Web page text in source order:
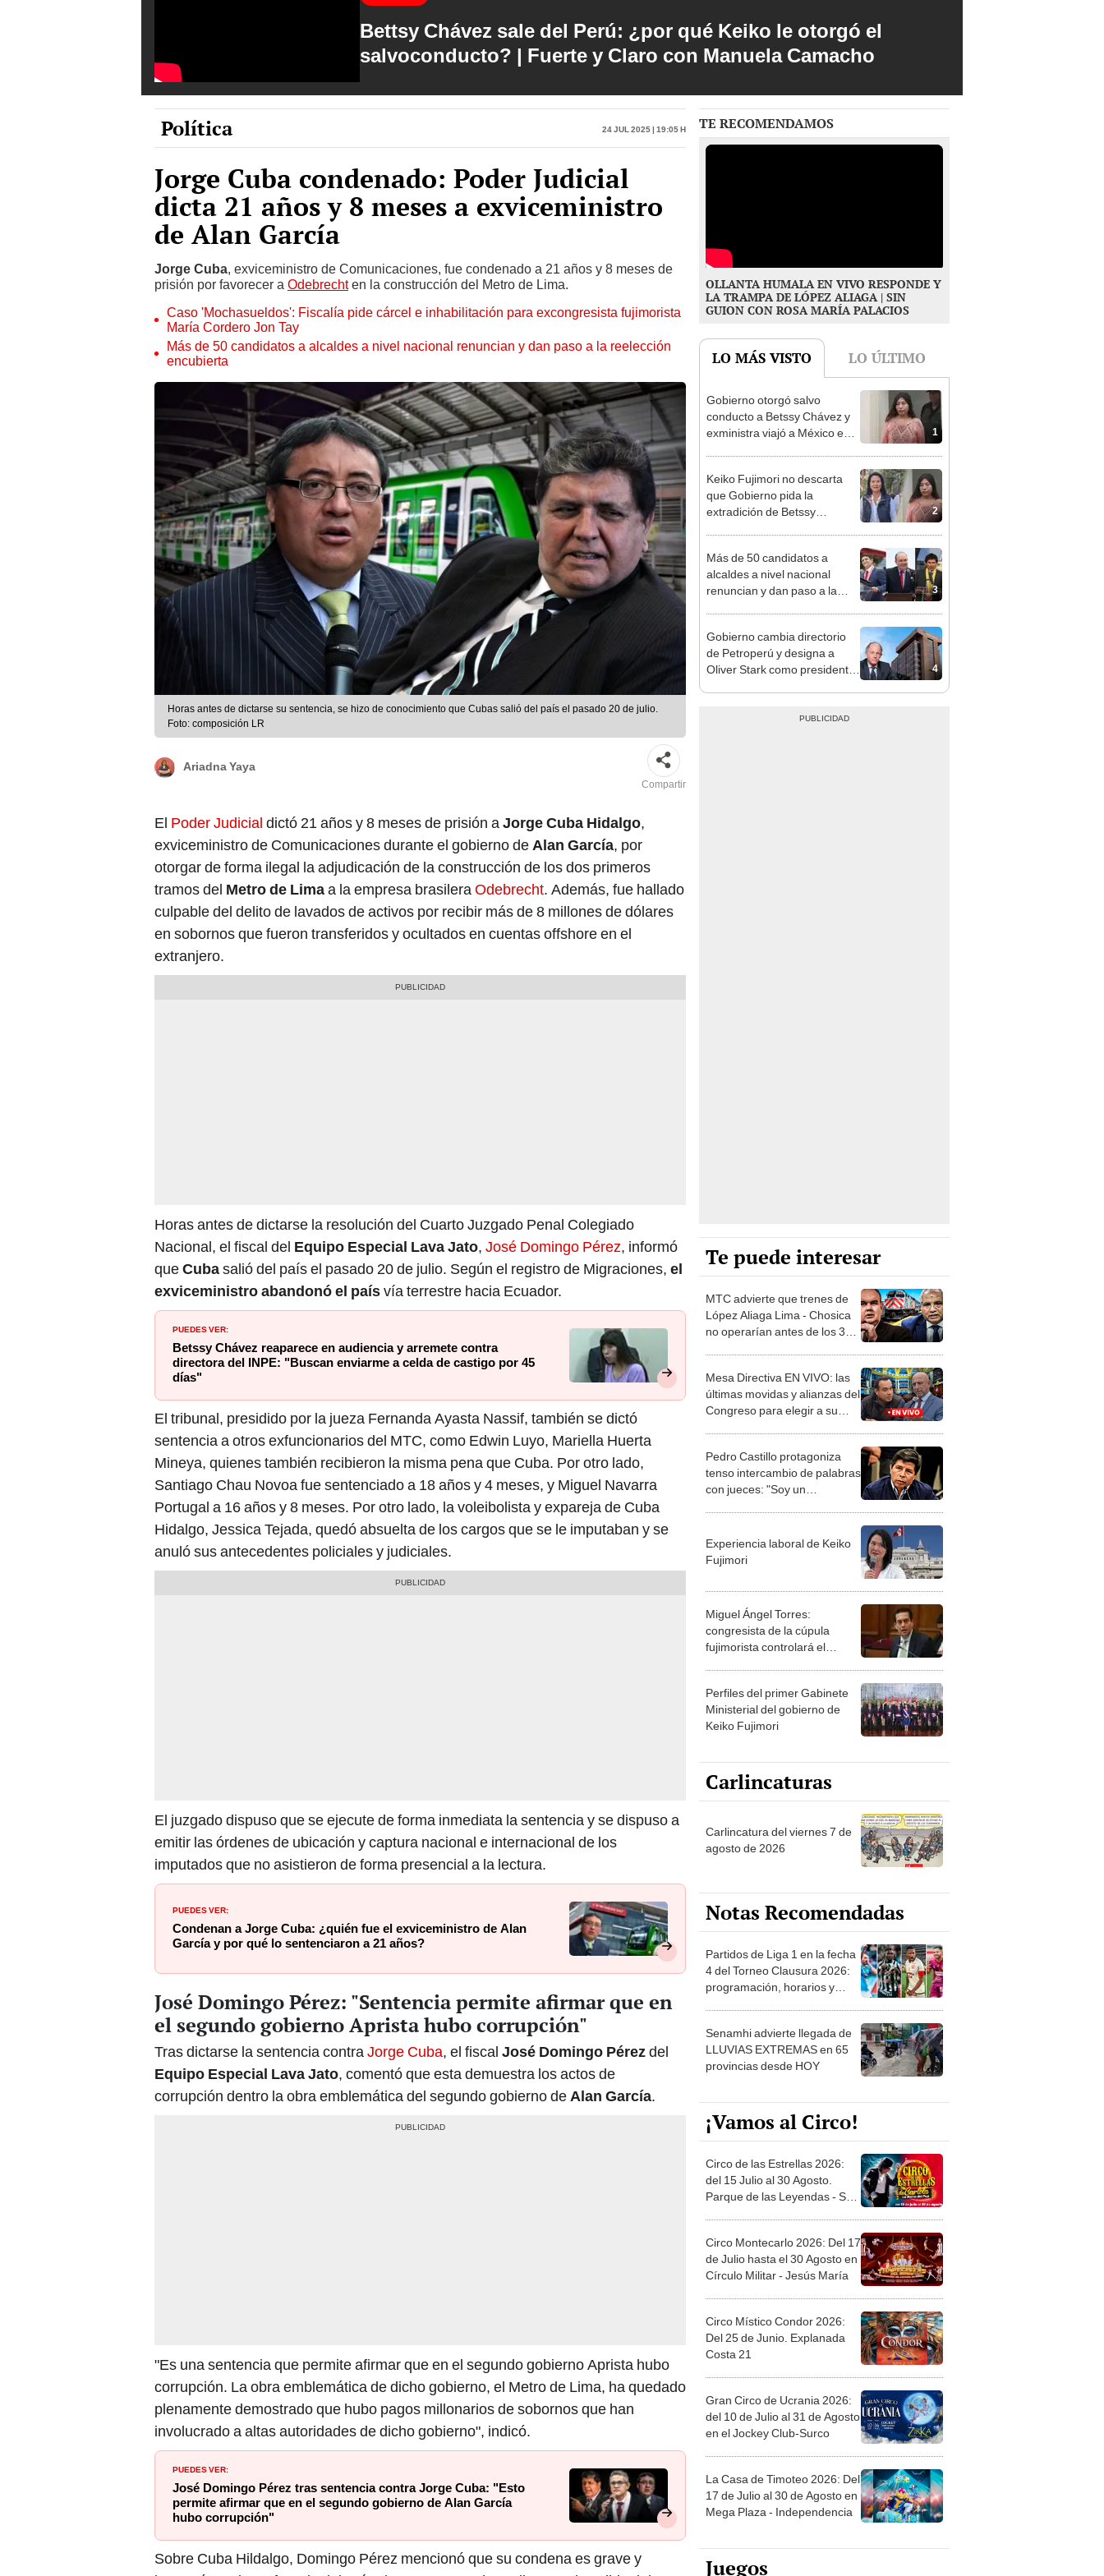
Bettsy Chávez sale del Perú: ¿por qué Keiko le otorgó el
salvoconducto? | Fuerte y Claro con Manuela Camacho
Política 24 Jul 2025 | 19:05 h
Jorge Cuba condenado: Poder Judicial
dicta 21 años y 8 meses a exviceministro
de Alan García
Jorge Cuba, exviceministro de Comunicaciones, fue condenado a 21 años y 8 meses de
prisión por favorecer a Odebrechten la construcción del Metro de Lima.
Caso 'Mochasueldos': Fiscalía pide cárcel e inhabilitación para excongresista fujimorista
María Cordero Jon Tay
Más de 50 candidatos a alcaldes a nivel nacional renuncian y dan paso a la reelección
encubierta
Horas antes de dictarse su sentencia, se hizo de conocimiento que Cubas salió del país el pasado 20 de julio.
Foto: composición LR
Ariadna Yaya
Compartir
El Poder Judicial dictó 21 años y 8 meses de prisión a Jorge Cuba Hidalgo,
exviceministro de Comunicaciones durante el gobierno de Alan García, por
otorgar de forma ilegal la adjudicación de la construcción de los dos primeros
tramos del Metro de Limaa la empresa brasilera Odebrecht. Además, fue hallado
culpable del delito de lavados de activos por recibir más de 8 millones de dólares
en sobornos que fueron transferidos y ocultados en cuentas offshore en el
extranjero.
Horas antes de dictarse la resolución del Cuarto Juzgado Penal Colegiado
Nacional, el fiscal del Equipo Especial Lava Jato, José Domingo Pérez, informó
queCubasalió del país el pasado 20 de julio. Según el registro de Migraciones, el
exviceministro abandonó el paísvía terrestre hacia Ecuador.
PUEDES VER:
Betssy Chávez reaparece en audiencia y arremete contra
directora del INPE: "Buscan enviarme a celda de castigo por 45
días"
El tribunal, presidido por la jueza Fernanda Ayasta Nassif, también se dictó
sentencia a otros exfuncionarios del MTC, como Edwin Luyo, Mariella Huerta
Mineya, quienes también recibieron la misma pena que Cuba. Por otro lado,
Santiago Chau Novoa fue sentenciado a 18 años y 4 meses, y Miguel Navarra
Portugal a 16 años y 8 meses. Por otro lado, la voleibolista y expareja de Cuba
Hidalgo, Jessica Tejada, quedó absuelta de los cargos que se le imputaban y se
anuló sus antecedentes policiales y judiciales.
El juzgado dispuso que se ejecute de forma inmediata la sentencia y se dispuso a
emitir las órdenes de ubicación y captura nacional e internacional de los
imputados que no asistieron de forma presencial a la lectura.
PUEDES VER:
Condenan a Jorge Cuba: ¿quién fue el exviceministro de Alan
García y por qué lo sentenciaron a 21 años?
José Domingo Pérez: "Sentencia permite afirmar que en
el segundo gobierno Aprista hubo corrupción"
Tras dictarse la sentencia contra Jorge Cuba, el fiscal José Domingo Pérezdel
Equipo Especial Lava Jato, comentó que esta demuestra los actos de
corrupción dentro la obra emblemática del segundo gobierno de Alan García.
"Es una sentencia que permite afirmar que en el segundo gobierno Aprista hubo
corrupción. La obra emblemática de dicho gobierno, el Metro de Lima, ha quedado
plenamente demostrado que hubo pagos millonarios de sobornos que han
involucrado a altas autoridades de dicho gobierno", indicó.
PUEDES VER:
José Domingo Pérez tras sentencia contra Jorge Cuba: "Esto
permite afirmar que en el segundo gobierno de Alan García
hubo corrupción"
Sobre Cuba Hildalgo, Domingo Pérez mencionó que su condena es grave y
TE RECOMENDAMOS
OLLANTA HUMALA EN VIVO RESPONDE Y
LA TRAMPA DE LÓPEZ ALIAGA | SIN
GUION CON ROSA MARÍA PALACIOS
LO MÁS VISTO LO ÚLTIMO
1
Gobierno otorgó salvo
conducto a Betssy Chávez y
exministra viajó a México en
2
Keiko Fujimori no descarta
que Gobierno pida la
extradición de Betssy
3
Más de 50 candidatos a
alcaldes a nivel nacional
renuncian y dan paso a la
4
Gobierno cambia directorio
de Petroperú y designa a
Oliver Stark como presidente
Te puede interesar
MTC advierte que trenes de
López Aliaga Lima - Chosica
no operarían antes de los 3
Mesa Directiva EN VIVO: las
últimas movidas y alianzas del
Congreso para elegir a su
Pedro Castillo protagoniza
tenso intercambio de palabras
con jueces: "Soy un
Experiencia laboral de Keiko
Fujimori
Miguel Ángel Torres:
congresista de la cúpula
fujimorista controlará el
Perfiles del primer Gabinete
Ministerial del gobierno de
Keiko Fujimori
Carlincaturas
Carlincatura del viernes 7 de
agosto de 2026
Notas Recomendadas
Partidos de Liga 1 en la fecha
4 del Torneo Clausura 2026:
programación, horarios y
Senamhi advierte llegada de
LLUVIAS EXTREMAS en 65
provincias desde HOY
¡Vamos al Circo!
Circo de las Estrellas 2026:
del 15 Julio al 30 Agosto.
Parque de las Leyendas - San
Circo Montecarlo 2026: Del 17
de Julio hasta el 30 Agosto en
Círculo Militar - Jesús María
Circo Místico Condor 2026:
Del 25 de Junio. Explanada
Costa 21
Gran Circo de Ucrania 2026:
del 10 de Julio al 31 de Agosto
en el Jockey Club-Surco
La Casa de Timoteo 2026: Del
17 de Julio al 30 de Agosto en
Mega Plaza - Independencia
Juegos